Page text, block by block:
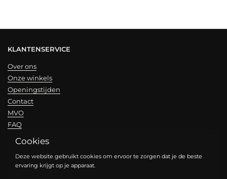
KLANTENSERVICE
Over ons
Onze winkels
Openingstijden
Contact
MVO
FAQ
Cookies
Deze website gebruikt cookies om ervoor te zorgen dat je de beste
ervaring krijgt op je apparaat.